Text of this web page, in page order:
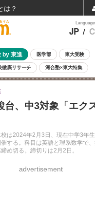
Language
JP /
by 東進 医学部 東大受験
徹底リサーチ 河合塾×東大特集
高校受験 中学受験 小学校受
全国公立高校 過去問 人気記事
台、中3対象「エク
は2024年2月3日、現在中学3年
する。科目は英語と理系数学で
め切る。締切りは2月2日。
advertisement